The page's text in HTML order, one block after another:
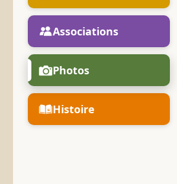
Associations
Photos
Histoire